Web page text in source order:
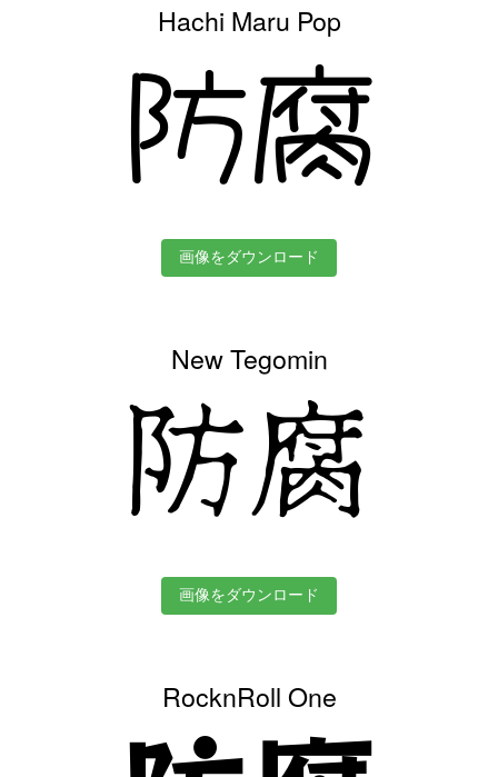
Hachi Maru Pop
防腐
画像をダウンロード
New Tegomin
防腐
画像をダウンロード
RocknRoll One